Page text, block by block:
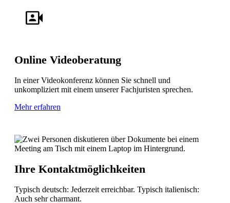
Online Videoberatung
In einer Videokonferenz können Sie schnell und
unkompliziert mit einem unserer Fachjuristen sprechen.
Mehr erfahren
Ihre Kontaktmöglichkeiten
Typisch deutsch: Jederzeit erreichbar. Typisch italienisch:
Auch sehr charmant.